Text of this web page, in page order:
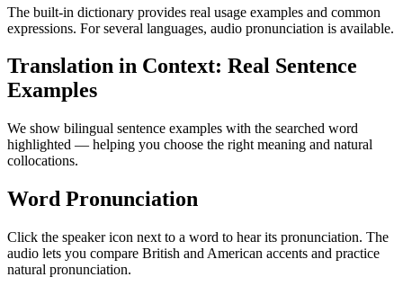
The built-in dictionary provides real usage examples and common
expressions. For several languages, audio pronunciation is available.
Translation in Context: Real Sentence
Examples
We show bilingual sentence examples with the searched word
highlighted — helping you choose the right meaning and natural
collocations.
Word Pronunciation
Click the speaker icon next to a word to hear its pronunciation. The
audio lets you compare British and American accents and practice
natural pronunciation.